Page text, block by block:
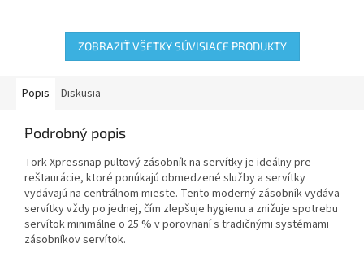
ZOBRAZIŤ VŠETKY SÚVISIACE PRODUKTY
Popis Diskusia
Podrobný popis
Tork Xpressnap pultový zásobník na servítky je ideálny pre
reštaurácie, ktoré ponúkajú obmedzené služby a servítky
vydávajú na centrálnom mieste. Tento moderný zásobník vydáva
servítky vždy po jednej, čím zlepšuje hygienu a znižuje spotrebu
servítok minimálne o 25 % v porovnaní s tradičnými systémami
zásobníkov servítok.